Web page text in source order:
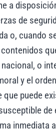
a
de
o, cuando
o
y el
puede
inmediata